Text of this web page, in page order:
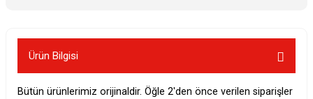
Ürün Bilgisi
Bütün ürünlerimiz orijinaldir. Öğle 2'den önce verilen siparişler